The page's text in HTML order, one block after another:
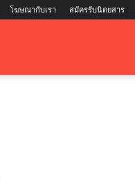
โฆษณากับเรา สมัครรับนิตยสาร